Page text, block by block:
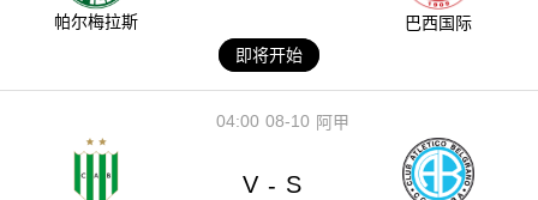
帕尔梅拉斯
巴西国际
即将开始
08-10
04:00 阿甲
V - S